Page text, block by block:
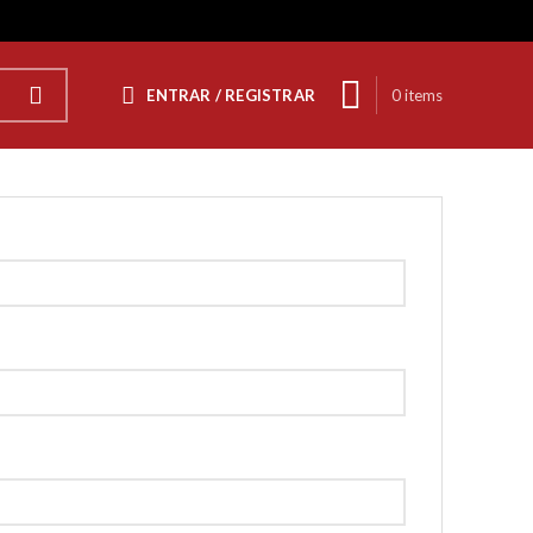
ENTRAR / REGISTRAR 0items